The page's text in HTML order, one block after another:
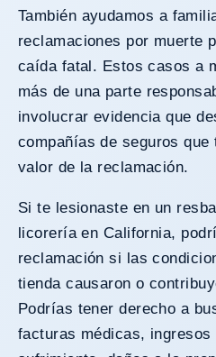
También ayudamos a
reclamaciones por muerte
caída fatal. Estos casos a
más de una parte
involucrar evidencia que
compañías de seguros
valor de la reclamación.
Si te lesionaste en un
licorería en California,
reclamación si las
tienda causaron o
Podrías tener derecho a
facturas médicas,